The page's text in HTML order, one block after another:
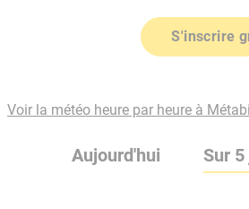
S'inscrire
Voir la météo heure par heure à
Aujourd'hui Sur